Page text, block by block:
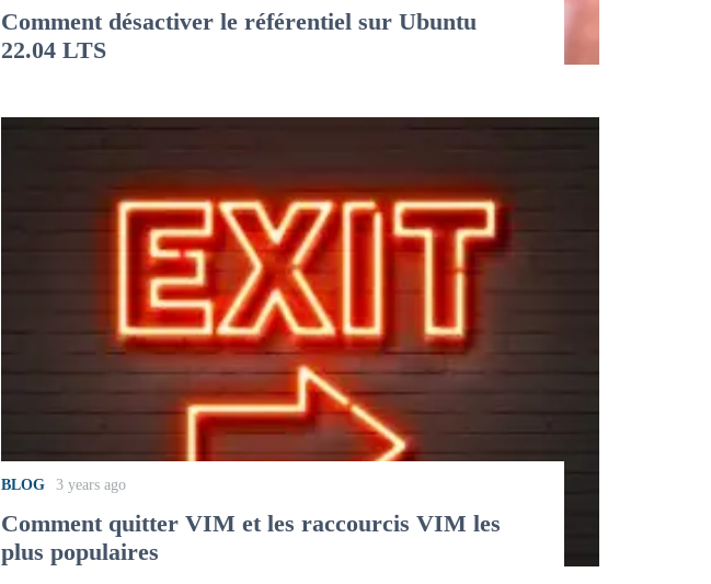
Comment désactiver le référentiel sur Ubuntu
22.04 LTS
BLOG 3 years ago
Comment quitter VIM et les raccourcis VIM les
plus populaires